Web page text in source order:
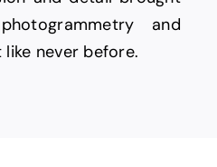
and
never before.